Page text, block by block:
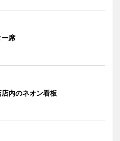
ー席
内のネオン看板